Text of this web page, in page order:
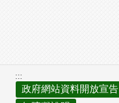
:::
政府網站資料開放宣告